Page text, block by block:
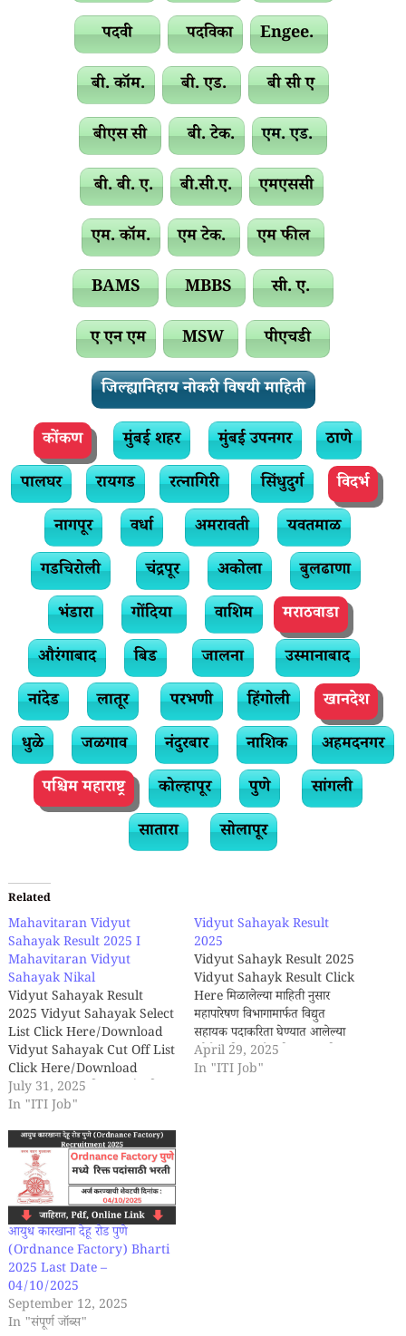
पदवी पदविका
Engee.
बी. कॉम.
बी. एड.
बी सी ए
बीएस सी
बी. टेक.
एम. एड.
बी. बी. ए.
बी.सी.ए.
एमएससी
एम. कॉम.
एम टेक.
एम फील
BAMS
MBBS
सी. ए.
ए एन एम
MSW
पीएचडी
जिल्ह्यानिहाय नोकरी विषयी माहिती
कोंकण
मुंबई शहर मुंबई उपनगर
ठाणे
पालघर
रायगड रत्नागिरी सिंधुदुर्ग
विदर्भ
नागपूर
वर्धा अमरावती
यवतमाळ
गडचिरोली
चंद्रपूर अकोला
बुलढाणा
भंडारा
गोंदिया वाशिम
मराठवाडा
औरंगाबाद
बिड जालना
उस्मानाबाद
नांदेड
लातूर परभणी हिंगोली
खानदेश
धुळे
जळगाव नंदुरबार नाशिक
अहमदनगर
पश्चिम महाराष्ट्र
कोल्हापूर पुणे
सांगली
सातारा
सोलापूर
Related
Mahavitaran Vidyut
Sahayak Result 2025 I
Mahavitaran Vidyut
Sahayak Nikal
Vidyut Sahayak Result
2025 Vidyut Sahayak Select
List Click Here/Download
Vidyut Sahayak Cut Off List
Click Here/Download
Mahavitaran विभागामार्फत विद्युत
सहायक पदाकरिता घेण्यात आलेल्या
परीक्षेचा निकाल. Vidyut
Sahayak पदाकरिता महत्वाची
पुस्तके Book Online at Low
Prices in India
Mahapareshan /
Mahavitaran - Technician
51 Question Set | महापारेषण/
महावितरण - तंत्रज्ञ/सहायक…
July 31, 2025
In "ITI Job"
Vidyut Sahayak Result
2025
Vidyut Sahayk Result 2025
Vidyut Sahayk Result Click
Here मिळालेल्या माहिती नुसार
महापारेषण विभागामार्फत विद्युत
सहायक पदाकरिता घेण्यात आलेल्या
परीक्षेचा निकाल मे महिन्याच्या पहिल्या
आठवड्यात प्रसिद्ध करण्यात येणार
April 29, 2025
In "ITI Job"
आयुध कारखाना देहू रोड पुणे
(Ordnance Factory) Bharti
2025 Last Date –
04/10/2025
September 12, 2025
In "संपूर्ण जॉब्स"